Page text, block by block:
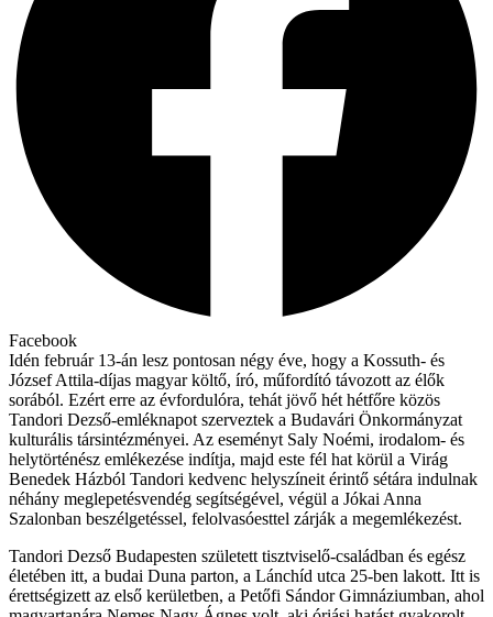
Facebook
Idén február 13-án lesz pontosan négy éve, hogy a Kossuth- és
József Attila-díjas magyar költő, író, műfordító távozott az élők
sorából. Ezért erre az évfordulóra, tehát jövő hét hétfőre közös
Tandori Dezső-emléknapot szerveztek a Budavári Önkormányzat
kulturális társintézményei. Az eseményt Saly Noémi, irodalom- és
helytörténész emlékezése indítja, majd este fél hat körül a Virág
Benedek Házból Tandori kedvenc helyszíneit érintő sétára indulnak
néhány meglepetésvendég segítségével, végül a Jókai Anna
Szalonban beszélgetéssel, felolvasóesttel zárják a megemlékezést.
Tandori Dezső Budapesten született tisztviselő-családban és egész
életében itt, a budai Duna parton, a Lánchíd utca 25-ben lakott. Itt is
érettségizett az első kerületben, a Petőfi Sándor Gimnáziumban, ahol